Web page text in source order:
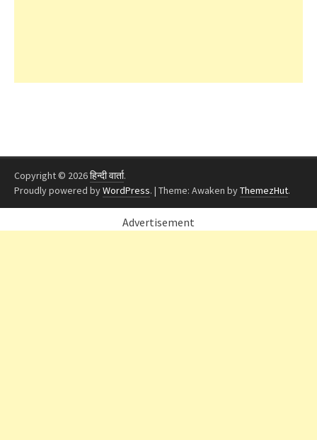
Copyright © 2026हिन्दी वार्ता.
Proudly powered byWordPress. | Theme: Awaken byThemezHut.
Advertisement